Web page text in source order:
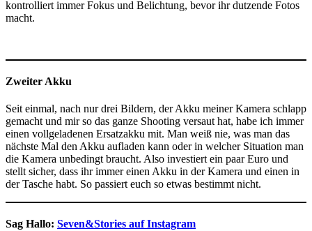
kontrolliert immer Fokus und Belichtung, bevor ihr dutzende Fotos
macht.
Zweiter Akku
Seit einmal, nach nur drei Bildern, der Akku meiner Kamera schlapp
gemacht und mir so das ganze Shooting versaut hat, habe ich immer
einen vollgeladenen Ersatzakku mit. Man weiß nie, was man das
nächste Mal den Akku aufladen kann oder in welcher Situation man
die Kamera unbedingt braucht. Also investiert ein paar Euro und
stellt sicher, dass ihr immer einen Akku in der Kamera und einen in
der Tasche habt. So passiert euch so etwas bestimmt nicht.
Sag Hallo: Seven&Stories auf Instagram